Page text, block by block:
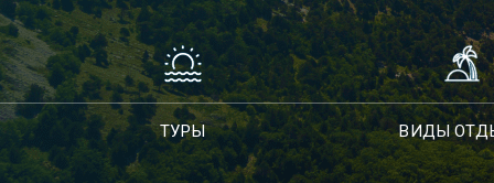
ТУРЫ ВИДЫ